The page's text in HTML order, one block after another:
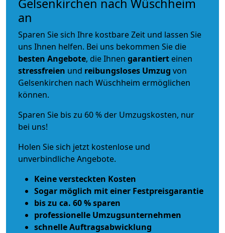
Gelsenkirchen nach Wüschheim
an
Sparen Sie sich Ihre kostbare Zeit und lassen Sie
uns Ihnen helfen. Bei uns bekommen Sie die
besten Angebote, die Ihnen garantiert einen
stressfreien und reibungsloses Umzug von
Gelsenkirchen nach Wüschheim ermöglichen
können.
Sparen Sie bis zu 60 % der Umzugskosten, nur
bei uns!
Holen Sie sich jetzt kostenlose und
unverbindliche Angebote.
Keine versteckten Kosten
Sogar möglich mit einer Festpreisgarantie
bis zu ca. 60 % sparen
professionelle Umzugsunternehmen
schnelle Auftragsabwicklung